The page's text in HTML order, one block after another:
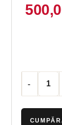
baza unei
singure